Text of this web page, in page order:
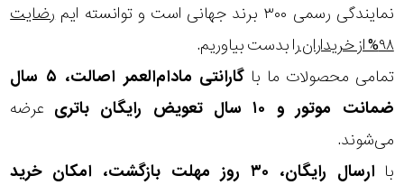
نمایندگی رسمی ۳۰۰ برند جهانی است و توانسته ایم
رضایت
۹۸% از خریداران
را بدست بیاوریم.
تمامی محصولات ما با
گارانتی مادام‌العمر اصالت، ۵ سال
ضمانت موتور و ۱۰ سال تعویض رایگان باتری
عرضه
می‌شوند.
با
ارسال رایگان، ۳۰ روز مهلت بازگشت، امکان خرید